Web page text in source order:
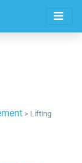
> Lifting